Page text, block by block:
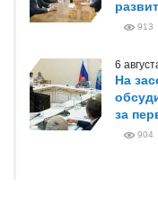
913
6
На
за
904